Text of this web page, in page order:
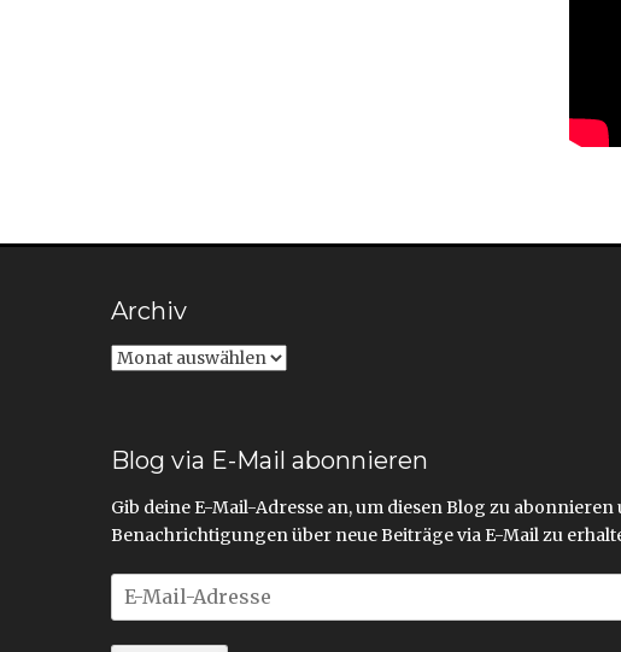
Archiv
Archiv
Blog via E-Mail abonnieren
Gib deine E-Mail-Adresse an, um diesen Blog zu abonnieren
Benachrichtigungen über neue Beiträge via E-Mail zu
E-
Mail-
Adresse